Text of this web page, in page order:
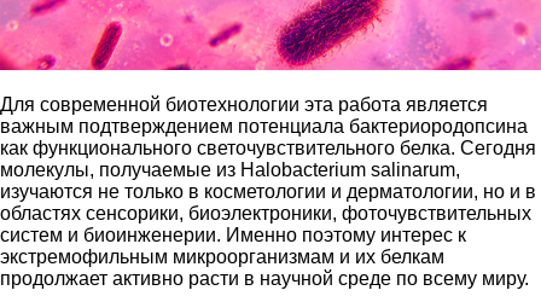
Для современной биотехнологии эта работа является
важным подтверждением потенциала бактериородопсина
как функционального светочувствительного белка. Сегодня
молекулы, получаемые из Halobacterium salinarum,
изучаются не только в косметологии и дерматологии, но и в
областях сенсорики, биоэлектроники, фоточувствительных
систем и биоинженерии. Именно поэтому интерес к
экстремофильным микроорганизмам и их белкам
продолжает активно расти в научной среде по всему миру.